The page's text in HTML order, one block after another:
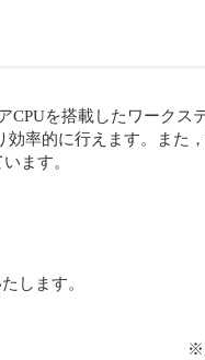
を搭載したワークス
率的に行えます。また
ます。
します。
※